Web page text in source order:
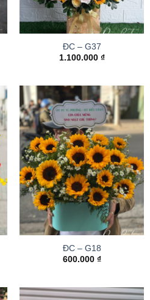
ĐC – G37
1.100.000 ₫
ĐC – G18
600.000 ₫